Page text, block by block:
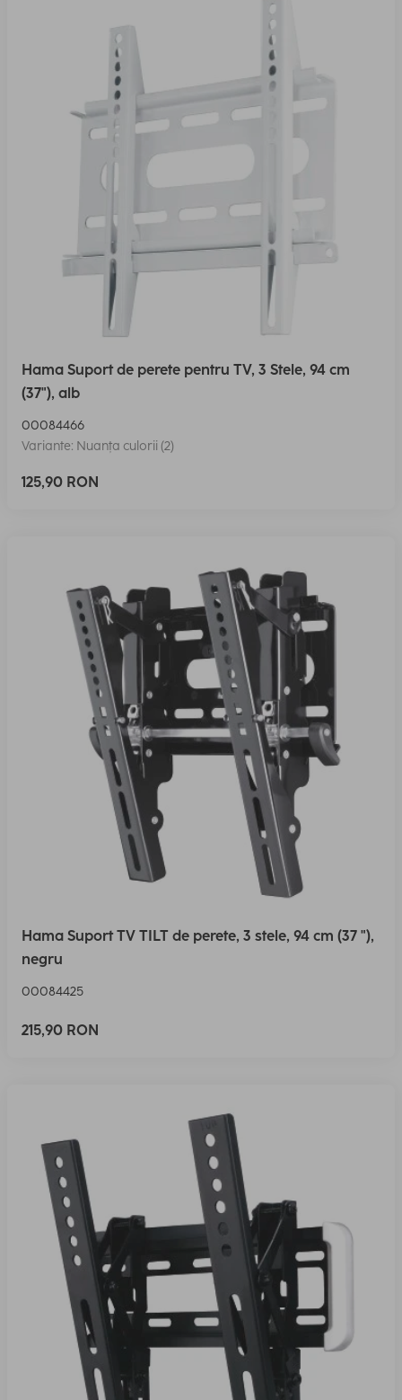
Hama Suport de perete pentru TV, 3 Stele, 94 cm
(37"), alb
00084466
Variante: Nuanța culorii (2)
125,90 RON
Hama Suport TV TILT de perete, 3 stele, 94 cm (37 "),
negru
00084425
215,90 RON